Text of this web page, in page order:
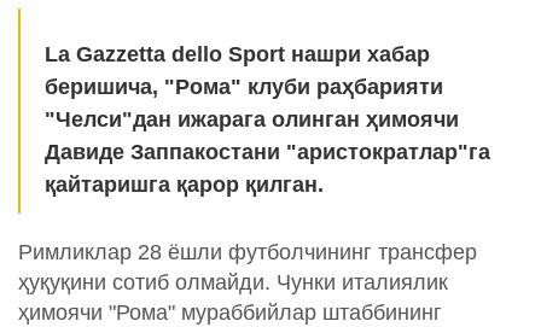
La Gazzetta dello Sport нашри хабар
беришича, "Рома" клуби раҳбарияти
"Челси"дан ижарага олинган ҳимоячи
Давиде Заппакостани "аристократлар"га
қайтаришга қарор қилган.
Римликлар 28 ёшли футболчининг трансфер
ҳуқуқини сотиб олмайди. Чунки италиялик
ҳимоячи "Рома" мураббийлар штаббининг